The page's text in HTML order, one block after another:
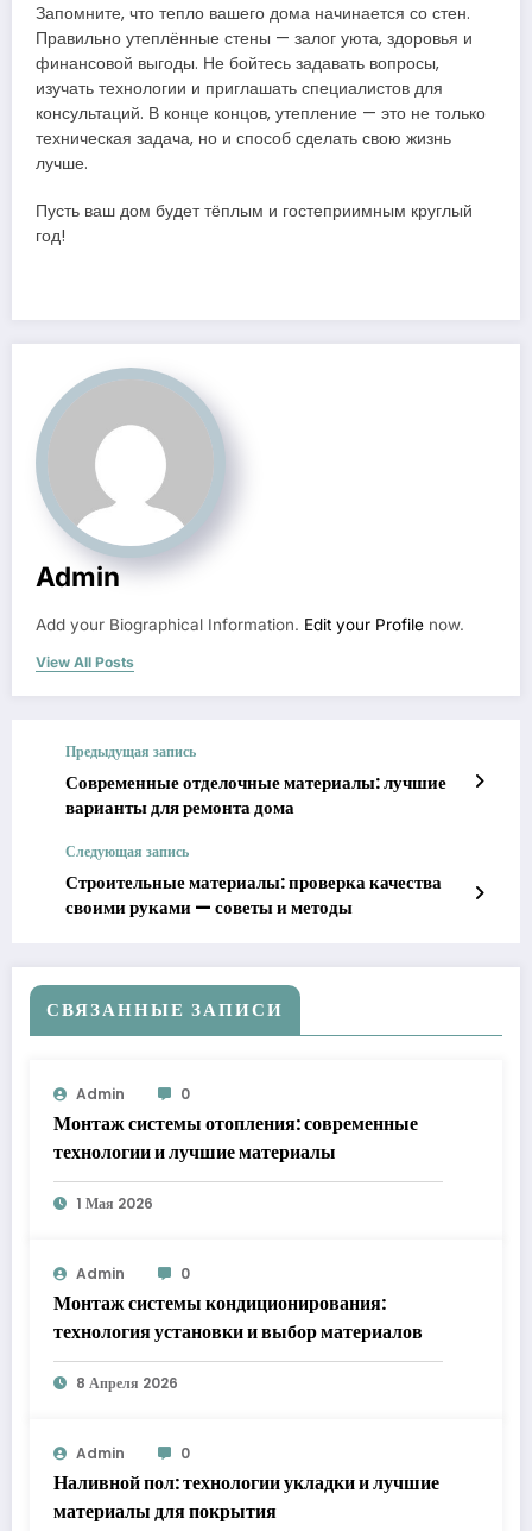
Запомните, что тепло вашего дома начинается со стен.
Правильно утеплённые стены — залог уюта, здоровья и
финансовой выгоды. Не бойтесь задавать вопросы,
изучать технологии и приглашать специалистов для
консультаций. В конце концов, утепление — это не только
техническая задача, но и способ сделать свою жизнь
лучше.
Пусть ваш дом будет тёплым и гостеприимным круглый
год!
Admin
Add your Biographical Information. Edit your Profile now.
View All Posts
Предыдущая запись
Современные отделочные материалы: лучшие
варианты для ремонта дома
Следующая запись
Строительные материалы: проверка качества
своими руками — советы и методы
СВЯЗАННЫЕ ЗАПИСИ
Admin 0
Монтаж системы отопления: современные
технологии и лучшие материалы
1 Мая 2026
Admin 0
Монтаж системы кондиционирования:
технология установки и выбор материалов
8 Апреля 2026
Admin 0
Наливной пол: технологии укладки и лучшие
материалы для покрытия